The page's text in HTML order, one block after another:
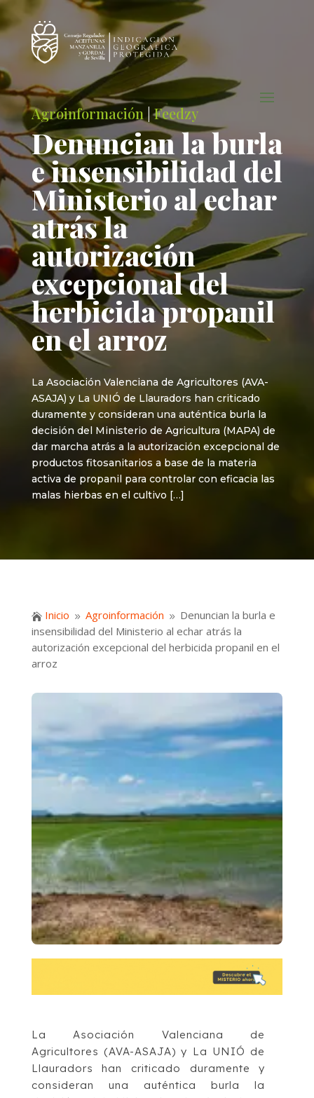
Agroinformación |Feedzy
Denuncian la burla
e insensibilidad del
Ministerio al echar
atrás la
autorización
excepcional del
herbicida propanil
en el arroz
La Asociación Valenciana de Agricultores (AVA-
ASAJA) y La UNIÓ de Llauradors han criticado
duramente y consideran una auténtica burla la
decisión del Ministerio de Agricultura (MAPA) de
dar marcha atrás a la autorización excepcional de
productos fitosanitarios a base de la materia
activa de propanil para controlar con eficacia las
malas hierbas en el cultivo […]
 Inicio 9 Agroinformación 9 Denuncian la burla e
insensibilidad del Ministerio al echar atrás la
autorización excepcional del herbicida propanil en el
arroz
La Asociación Valenciana de
Agricultores (AVA-ASAJA) y La UNIÓ de
Llauradors han criticado duramente y
consideran una auténtica burla la